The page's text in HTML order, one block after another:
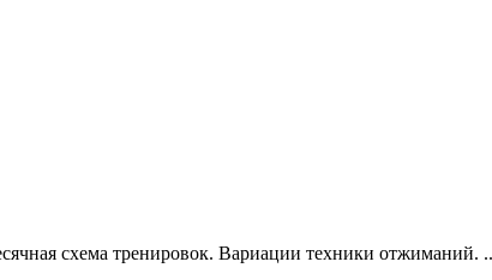
схема тренировок. Вариации техники отжиманий.